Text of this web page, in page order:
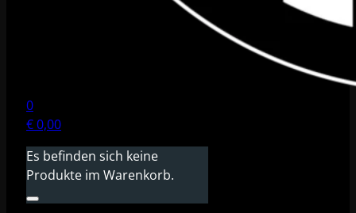
0
€0,00
Es befinden sich keine
Produkte im Warenkorb.